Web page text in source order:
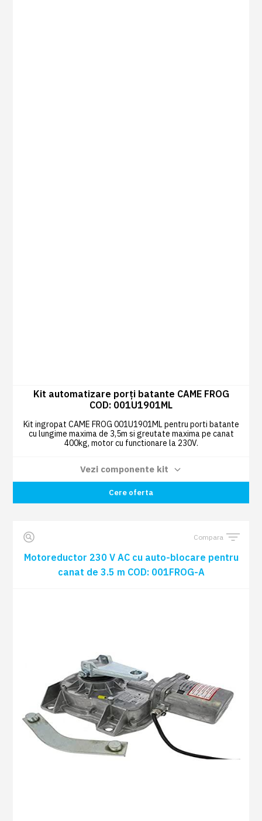
Kit automatizare porți batante CAME FROG
COD: 001U1901ML
Kit ingropat CAME FROG 001U1901ML pentru porti batante
cu lungime maxima de 3,5m si greutate maxima pe canat
400kg, motor cu functionare la 230V.
Vezi componente kit
Card plug-in cu frecvență radio COD:
001AF43S
Set de 2 fotocelule cu rază de 10 m COD:
001DIR10
COD: 001FROG-CF
Cheie pentru deblocare COD: 001A4364 2 BUC
Radiocomandă TOP44FGN 433,92 MHZ
cod fix 4 butoane negru COD: 806TS-0310
Cere oferta
Compara
Motoreductor 230 V AC cu auto-blocare pentru
canat de 3.5 m COD: 001FROG-A